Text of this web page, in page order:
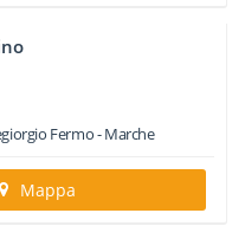
Fermo -Marche
Mappa